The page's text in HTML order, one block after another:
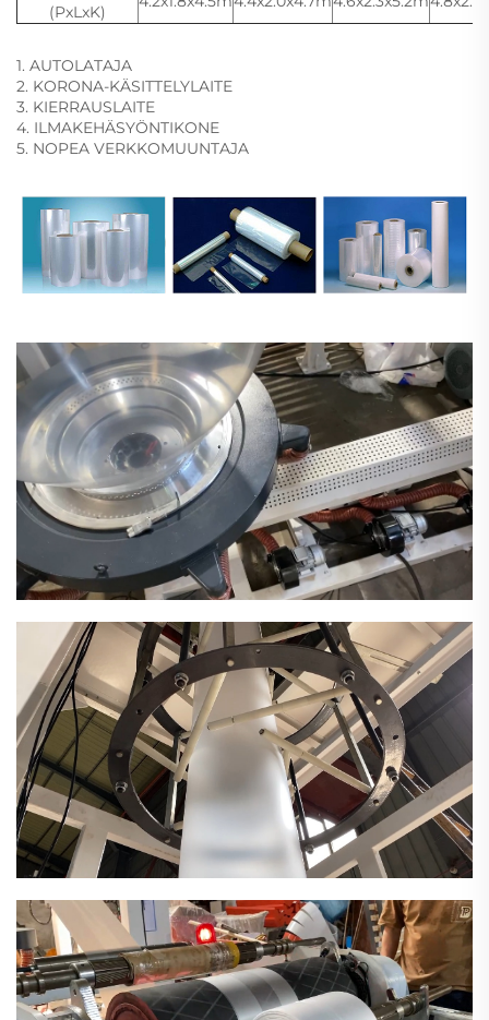
(PxLxK)
1. AUTOLATAJA
2. KORONA-KÄSITTELYLAITE
3. KIERRAUSLAITE
4. ILMAKEHÄSYÖNTIKONE
5. NOPEA VERKKOMUUNTAJA